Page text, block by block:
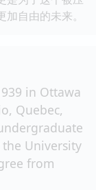
自由的未来。
in Ottawa
Quebec,
University
from